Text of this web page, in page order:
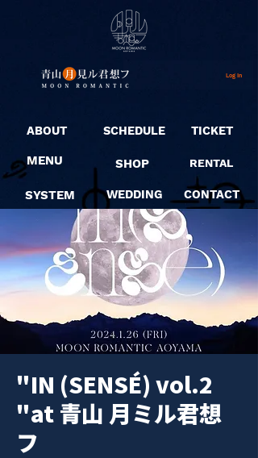
Log In
ABOUT
MENU
SYSTEM
SCHEDULE
SHOP
WEDDING
TICKET
RENTAL
CONTACT
"IN (SENSÉ) vol.2
"at 青山 月ミル君想
フ